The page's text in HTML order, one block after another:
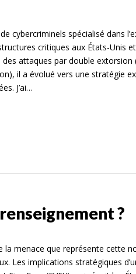
cybercriminels spécialisé dans
critiques aux États-Unis
attaques par double extorsion
il a évolué vers une stratégie
J’ai…
?
la menace que représente cette
Les implications stratégiques